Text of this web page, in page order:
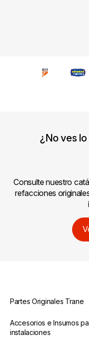
¿No ves
Consulte nuestro
refacciones
Partes Originales Trane
Accesorios e Insumos
instalaciones